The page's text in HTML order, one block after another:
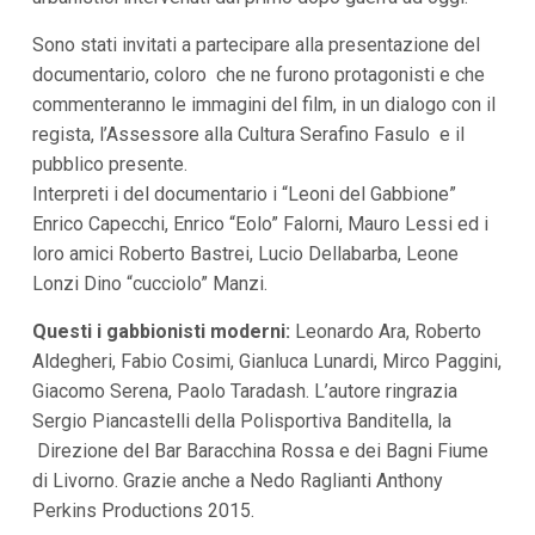
Sono stati invitati a partecipare alla presentazione del
documentario, coloro che ne furono protagonisti e che
commenteranno le immagini del film, in un dialogo con il
regista, l’Assessore alla Cultura Serafino Fasulo e il
pubblico presente.
Interpreti i del documentario i “Leoni del Gabbione”
Enrico Capecchi, Enrico “Eolo” Falorni, Mauro Lessi ed i
loro amici Roberto Bastrei, Lucio Dellabarba, Leone
Lonzi Dino “cucciolo” Manzi.
Questi i gabbionisti moderni: Leonardo Ara, Roberto
Aldegheri, Fabio Cosimi, Gianluca Lunardi, Mirco Paggini,
Giacomo Serena, Paolo Taradash. L’autore ringrazia
Sergio Piancastelli della Polisportiva Banditella, la
Direzione del Bar Baracchina Rossa e dei Bagni Fiume
di Livorno. Grazie anche a Nedo Raglianti Anthony
Perkins Productions 2015.